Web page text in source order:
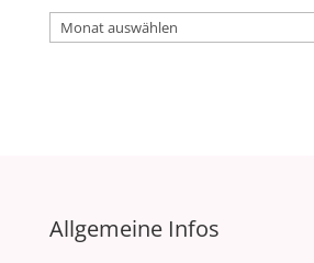
Archiv
Allgemeine Infos